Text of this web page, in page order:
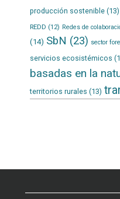
producción sostenible(13)
REDD (12) Redes de
(14) SbN (23) sector
servicios ecosistémicos
basadas en la
territorios rurales (13)